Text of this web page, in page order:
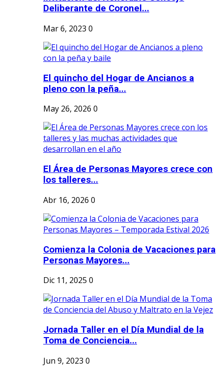
Deliberante de Coronel...
Mar 6, 2023 0
El quincho del Hogar de Ancianos a
pleno con la peña...
May 26, 2026 0
El Área de Personas Mayores crece con
los talleres...
Abr 16, 2026 0
Comienza la Colonia de Vacaciones para
Personas Mayores...
Dic 11, 2025 0
Jornada Taller en el Día Mundial de la
Toma de Conciencia...
Jun 9, 2023 0